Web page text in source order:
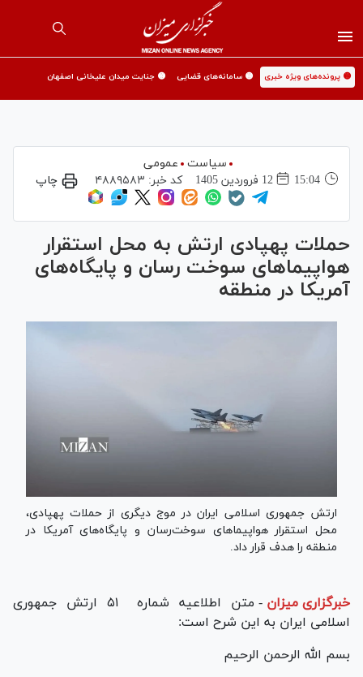
🟡 پرونده‌های ویژه خبری 🟡 سامانه‌های قضایی 🟡 جنایت میدان علیخانی اصفهان
سیاست
عمومی
15:04
12 فروردين 1405 کد خبر: ۴۸۸۹۵۸۳ چاپ
حملات پهپادی ارتش به محل استقرار
هواپیما‌های سوخت رسان و پایگاه‌های
آمریکا در منطقه
ارتش جمهوری اسلامی ایران در موج دیگری از حملات پهپادی،
محل استقرار هواپیما‌های سوخت‌رسان و پایگاه‌های آمریکا در
منطقه را هدف قرار داد.
خبرگزاری میزان -
متن اطلاعیه شماره ۵۱ ارتش جمهوری
اسلامی ایران به این شرح است:
بسم الله الرحمن الرحیم